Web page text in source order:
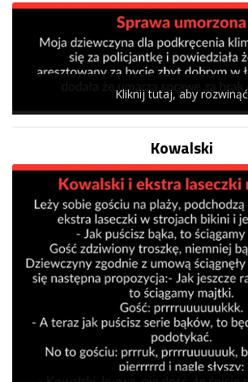
Kliknij tutaj, aby rozwinąć
Kowalski